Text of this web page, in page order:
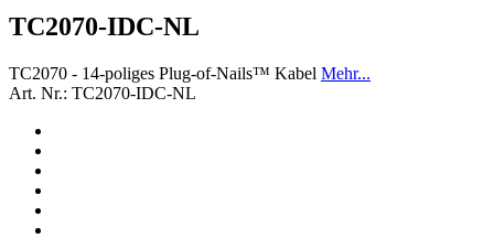
TC2070-IDC-NL
TC2070 - 14-poliges Plug-of-Nails™ Kabel Mehr...
Art. Nr.: TC2070-IDC-NL